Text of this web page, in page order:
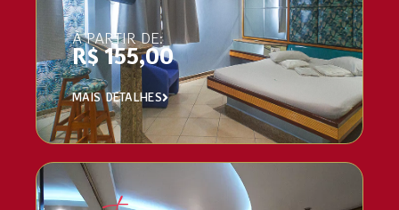
À PARTIR DE:
R$ 155,00
MAIS DETALHES